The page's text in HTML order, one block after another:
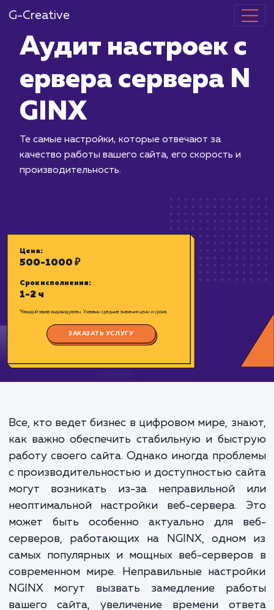
G-Creative
Аудит
ервера
GINX
производительность.
500-1000 ₽
*Каждый заказ индивидуален. Указаны средние значения цены и срока.
ЗАКАЗАТЬ УСЛУГУ
Все, кто ведет бизнес в цифровом мире,
как важно обеспечить стабильную и
работу своего сайта. Однако иногда
с производительностью и доступностью
могут возникать из-за неправильной
неоптимальной настройки веб-сервера.
может быть особенно актуально для
серверов, работающих на NGINX,